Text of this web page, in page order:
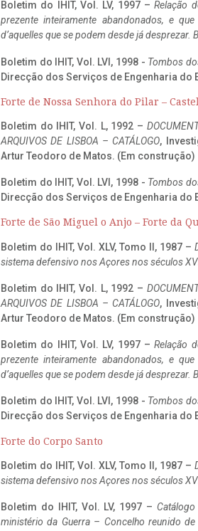
Boletim do IHIT, Vol. LV, 1997 –Relação
prezente inteiramente abandonados, e
d’aquelles que se podem desde já desprezar.
Boletim do IHIT, Vol. LVI, 1998 - Tombos
Direcção dos Serviços de Engenharia do
Forte de Nossa Senhora do Pilar –
Boletim do IHIT, Vol. L, 1992 –
ARQUIVOS DE LISBOA – CATÁLOGO,
Artur Teodoro de Matos. (Em construção)
Boletim do IHIT, Vol. LVI, 1998 - Tombos
Direcção dos Serviços de Engenharia do
Forte de São Miguel o Anjo – Forte da
Boletim do IHIT, Vol. XLV, Tomo II, 1987 –
sistema defensivo nos Açores nos séculos
Boletim do IHIT, Vol. L, 1992 –
ARQUIVOS DE LISBOA – CATÁLOGO,
Artur Teodoro de Matos. (Em construção)
Boletim do IHIT, Vol. LV, 1997 –Relação
prezente inteiramente abandonados, e
d’aquelles que se podem desde já desprezar.
Boletim do IHIT, Vol. LVI, 1998 - Tombos
Direcção dos Serviços de Engenharia do
Forte do Corpo Santo
Boletim do IHIT, Vol. XLV, Tomo II, 1987 –
sistema defensivo nos Açores nos séculos
Boletim do IHIT, Vol. LV, 1997 –
ministério da Guerra – Concelho reunido de